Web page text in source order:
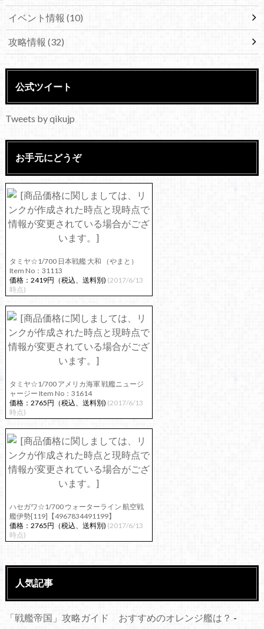
イベント情報 (10)
攻略情報 (32)
公式ツイート
Tweets by qikujp
お手元にどうぞ
タミヤ☆1/700 日本戦艦 大和 （やまと）
Item No：31113
価格：2419円（税込、送料別) (2017/6/13
時点)
タミヤ☆1/700 アメリカ海軍 戦艦ニュージ
ャージー Item No：31614
価格：2765円（税込、送料別) (2017/6/13
時点)
ハセガワ☆1/700 ウォーターライン 航空戦
艦伊勢[119]【4967834491199】
価格：2765円（税込、送料別) (2017/6/13
時点)
人気記事
「戦艦帝国」攻略ガイド おすすめのオレンジ艦は？ -